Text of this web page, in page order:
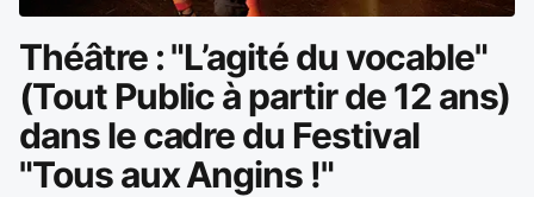
Théâtre : "L’agité du vocable"
(Tout Public à partir de 12 ans)
dans le cadre du Festival
"Tous aux Angins !"